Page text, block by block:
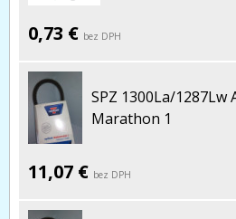
0,73 € bez DPH
SPZ 1300La/1287Lw
Marathon 1
11,07 € bez DPH